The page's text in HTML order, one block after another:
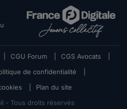
CGU Forum CGS Avocats
de confidentialité
Plan du site
- Tous droits réservés